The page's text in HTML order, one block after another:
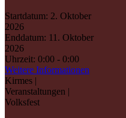
Startdatum: 2. Oktober
2026
Enddatum: 11. Oktober
2026
Uhrzeit: 0:00 - 0:00
Weitere Informationen
Kirmes |
Veranstaltungen |
Volksfest